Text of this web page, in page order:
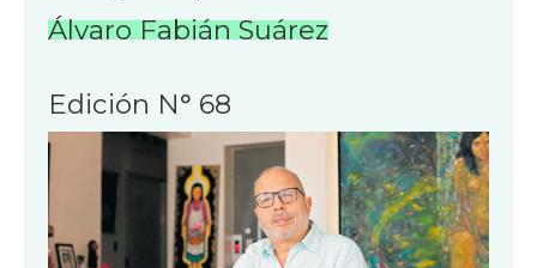
Álvaro Fabián Suárez
Edición N° 68